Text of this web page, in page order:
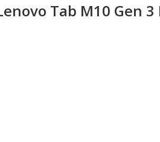
Tab M10 Gen